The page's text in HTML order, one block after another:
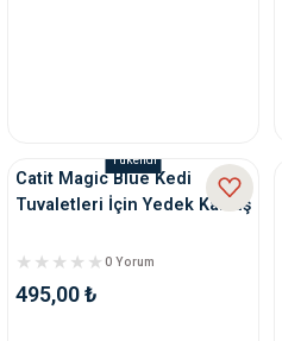
Tükendi
Catit Magic Blue Kedi
Tuvaletleri İçin Yedek Kartuş
0 Yorum
495,00 ₺